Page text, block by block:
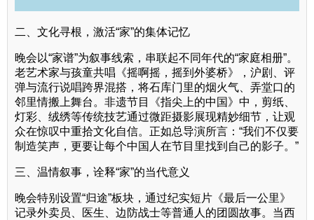
二、文化寻根，激活“家”的集体记忆
晚会以“家谱”为叙事线索，串联起不同年代的“家庭相册”。
老艺术家与孩童共唱《摇啊摇，摇到外婆桥》，沪剧、评
弹与流行说唱跨界混搭，将石库门里的烟火气、弄堂口的
邻里情搬上舞台。非遗节目《指尖上的中国》中，剪纸、
灯彩、绒绣等传统技艺通过微距摄影展现精妙细节，让观
众在惊叹中重拾文化自信。正如总导演所言：“我们不仅要
制造笑声，更要让每个中国人在节目里找到自己的影子。”
三、温情叙事，诠释“家”的当代意义
晚会特别设置“归途”板块，通过纪实短片《最后一公里》
记录外卖员、医生、边防战士等普通人的团圆故事。当西